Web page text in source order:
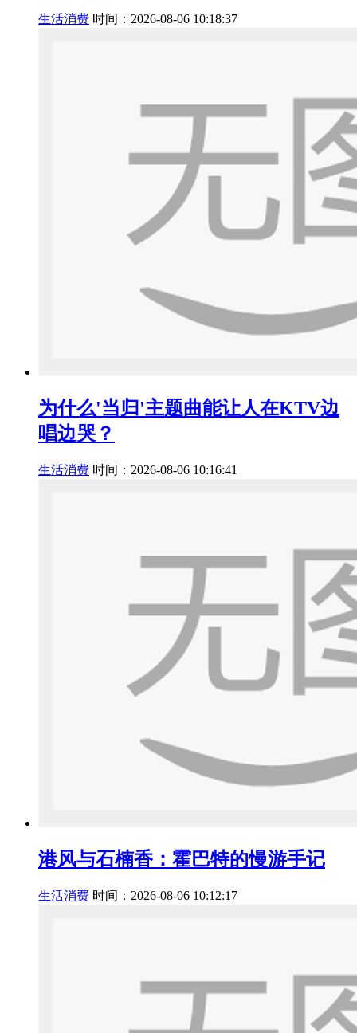
生活消费 时间：2026-08-06 10:18:37
为什么'当归'主题曲能让人在KTV边
唱边哭？
生活消费 时间：2026-08-06 10:16:41
港风与石楠香：霍巴特的慢游手记
生活消费 时间：2026-08-06 10:12:17